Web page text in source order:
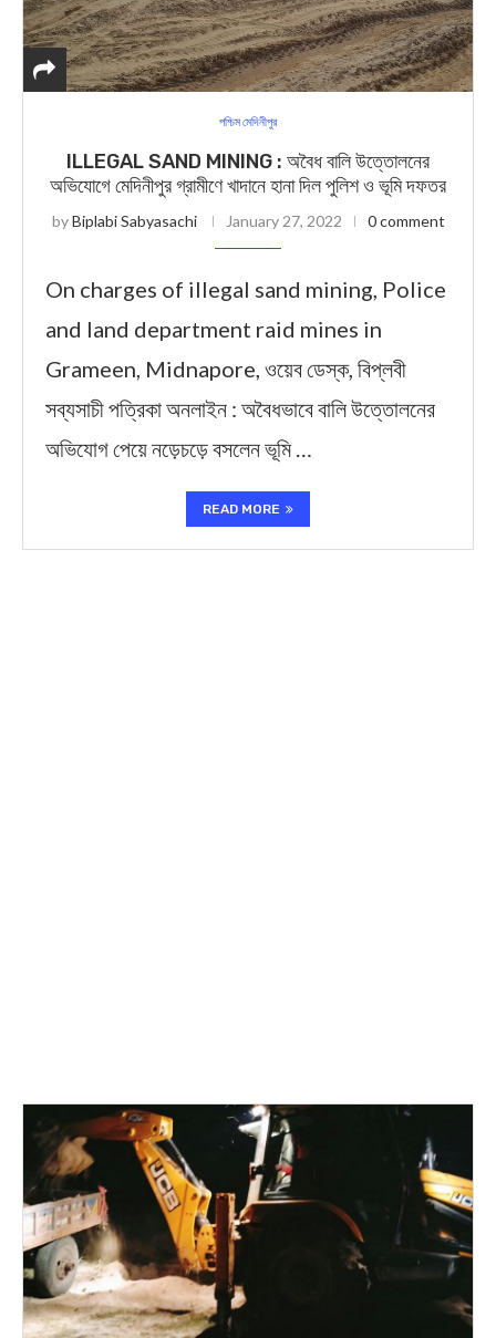
পশ্চিম মেদিনীপুর
ILLEGAL SAND MINING : অবৈধ বালি উত্তোলনের
অভিযোগে মেদিনীপুর গ্রামীণে খাদানে হানা দিল পুলিশ ও ভূমি দফতর
byBiplabi Sabyasachi January 27, 2022 0 comment
On charges of illegal sand mining, Police
and land department raid mines in
Grameen, Midnapore, ওয়েব ডেস্ক, বিপ্লবী
সব্যসাচী পত্রিকা অনলাইন : অবৈধভাবে বালি উত্তোলনের
অভিযোগ পেয়ে নড়েচড়ে বসলেন ভূমি …
READ MORE